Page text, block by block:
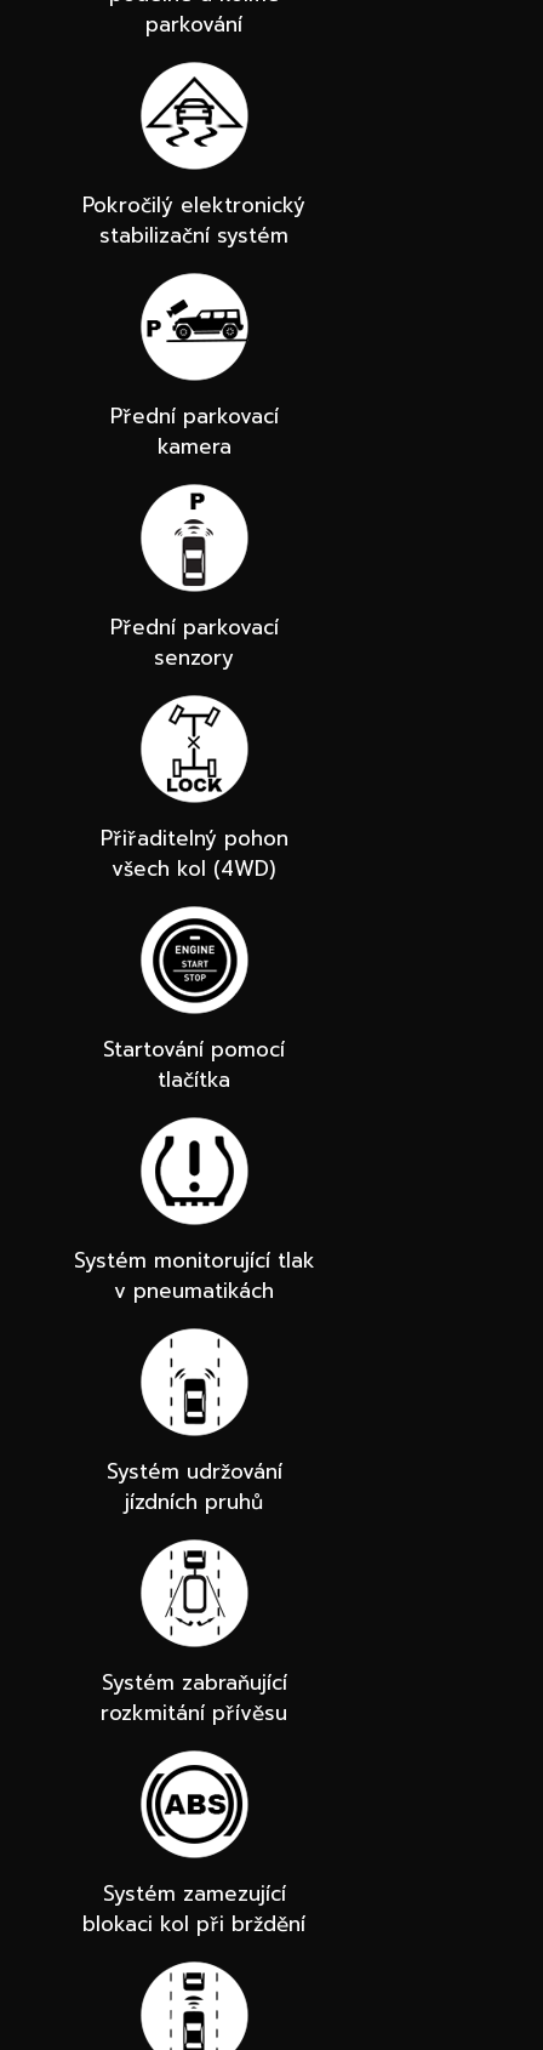
parkování
Pokročilý elektronický
stabilizační systém
Přední parkovací
kamera
Přední parkovací
senzory
Přiřaditelný pohon
všech kol (4WD)
Startování pomocí
tlačítka
Systém monitorující tlak
v pneumatikách
Systém udržování
jízdních pruhů
Systém zabraňující
rozkmitání přívěsu
Systém zamezující
blokaci kol při brždění